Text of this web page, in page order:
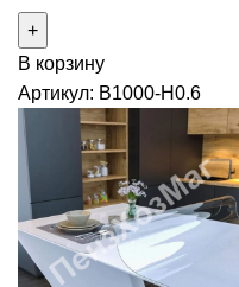
В корзину
Артикул: B1000-H0.6